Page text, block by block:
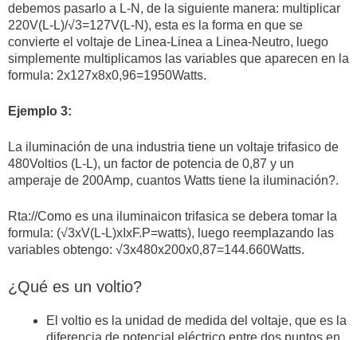
debemos pasarlo a L-N, de la siguiente manera: multiplicar
220V(L-L)/√3=127V(L-N), esta es la forma en que se
convierte el voltaje de Linea-Linea a Linea-Neutro, luego
simplemente multiplicamos las variables que aparecen en la
formula: 2x127x8x0,96=1950Watts.
Ejemplo 3:
La iluminación de una industria tiene un voltaje trifasico de
480Voltios (L-L), un factor de potencia de 0,87 y un
amperaje de 200Amp, cuantos Watts tiene la iluminación?.
Rta://Como es una iluminaicon trifasica se debera tomar la
formula: (√3xV(L-L)xIxF.P=watts), luego reemplazando las
variables obtengo: √3x480x200x0,87=144.660Watts.
¿Qué es un voltio?
El voltio es la unidad de medida del voltaje, que es la
diferencia de potencial eléctrico entre dos puntos en